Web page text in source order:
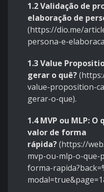
1.2 Validação de
elaboração de
(https://dio.me/
persona-e-
1.3 Value
gerar o quê?(
value-proposition-
gerar-o-que).
1.4 MVP ou MLP:
valor de forma
rápida?(https://
mvp-ou-mlp-o-que-
forma-